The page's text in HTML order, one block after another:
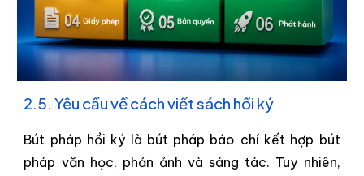
2.5. Yêu cầu về cách viết sách hồi ký
Bút pháp hồi ký là bút pháp báo chí kết hợp bút
pháp văn học, phản ảnh và sáng tác. Tuy nhiên,